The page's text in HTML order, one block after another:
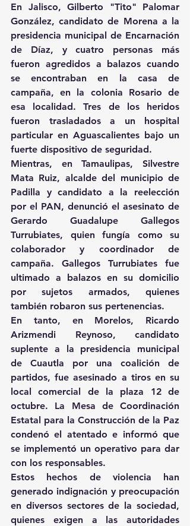
En Jalisco, Gilberto "Tito" Palomar
González, candidato de Morena a la
presidencia municipal de Encarnación
de Díaz, y cuatro personas más
fueron agredidos a balazos cuando
se encontraban en la casa de
campaña, en la colonia Rosario de
esa localidad. Tres de los heridos
fueron trasladados a un hospital
particular en Aguascalientes bajo un
fuerte dispositivo de seguridad.
Mientras, en Tamaulipas, Silvestre
Mata Ruiz, alcalde del municipio de
Padilla y candidato a la reelección
por el PAN, denunció el asesinato de
Gerardo Guadalupe Gallegos
Turrubiates, quien fungía como su
colaborador y coordinador de
campaña. Gallegos Turrubiates fue
ultimado a balazos en su domicilio
por sujetos armados, quienes
también robaron sus pertenencias.
En tanto, en Morelos, Ricardo
Arizmendi Reynoso, candidato
suplente a la presidencia municipal
de Cuautla por una coalición de
partidos, fue asesinado a tiros en su
local comercial de la plaza 12 de
octubre. La Mesa de Coordinación
Estatal para la Construcción de la Paz
condenó el atentado e informó que
se implementó un operativo para dar
con los responsables.
Estos hechos de violencia han
generado indignación y preocupación
en diversos sectores de la sociedad,
quienes exigen a las autoridades